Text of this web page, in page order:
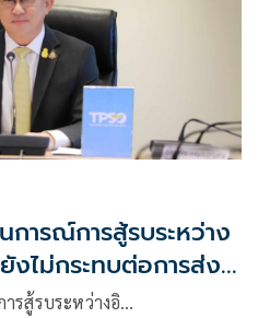
ารณ์การสู้รบระหว่าง
งไม่กระทบต่อการส่ง
รสู้รบระหว่างอิ…